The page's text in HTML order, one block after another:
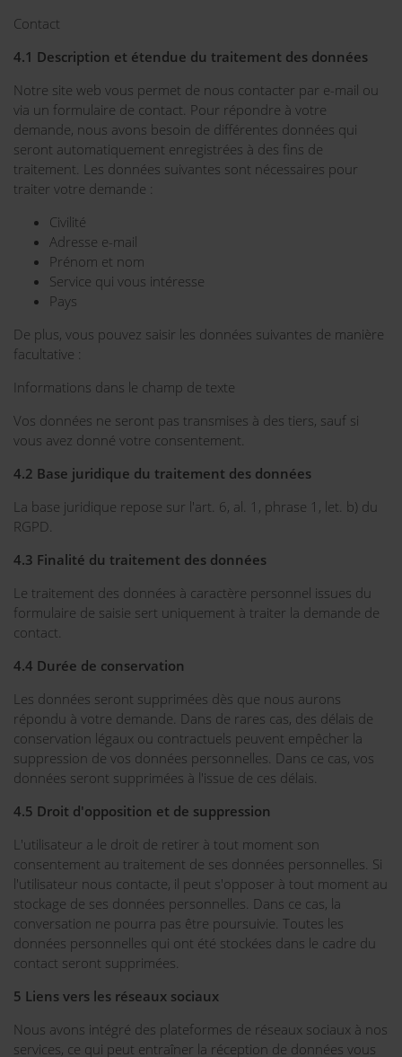
Contact
4.1 Description et étendue du traitement des données
Notre site web vous permet de nous contacter par e-mail ou
via un formulaire de contact. Pour répondre à votre
demande, nous avons besoin de différentes données qui
seront automatiquement enregistrées à des fins de
traitement. Les données suivantes sont nécessaires pour
traiter votre demande :
Civilité
Adresse e-mail
Prénom et nom
Service qui vous intéresse
Pays
De plus, vous pouvez saisir les données suivantes de manière
facultative :
Informations dans le champ de texte
Vos données ne seront pas transmises à des tiers, sauf si
vous avez donné votre consentement.
4.2 Base juridique du traitement des données
La base juridique repose sur l'art. 6, al. 1, phrase 1, let. b) du
RGPD.
4.3 Finalité du traitement des données
Le traitement des données à caractère personnel issues du
formulaire de saisie sert uniquement à traiter la demande de
contact.
4.4 Durée de conservation
Les données seront supprimées dès que nous aurons
répondu à votre demande. Dans de rares cas, des délais de
conservation légaux ou contractuels peuvent empêcher la
suppression de vos données personnelles. Dans ce cas, vos
données seront supprimées à l'issue de ces délais.
4.5 Droit d'opposition et de suppression
L'utilisateur a le droit de retirer à tout moment son
consentement au traitement de ses données personnelles. Si
l'utilisateur nous contacte, il peut s'opposer à tout moment au
stockage de ses données personnelles. Dans ce cas, la
conversation ne pourra pas être poursuivie. Toutes les
données personnelles qui ont été stockées dans le cadre du
contact seront supprimées.
5 Liens vers les réseaux sociaux
Nous avons intégré des plateformes de réseaux sociaux à nos
services, ce qui peut entraîner la réception de données vous